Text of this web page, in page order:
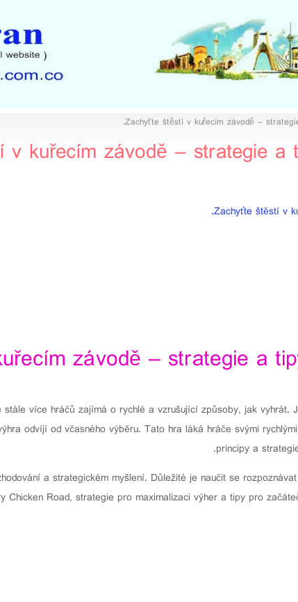
Zachyťte štěstí v kuřecím závodě –
kuřecím závodě – strategie a
Zachyťte štěstí v
závodě – strategie a
stále více hráčů zajímá o rychlé a vzrušující způsoby, jak
odvíjí od včasného výběru. Tato hra láká hráče svými
principy a
a strategickém myšlení. Důležité je naučit se
Chicken Road, strategie pro maximalizaci výher a tipy pro